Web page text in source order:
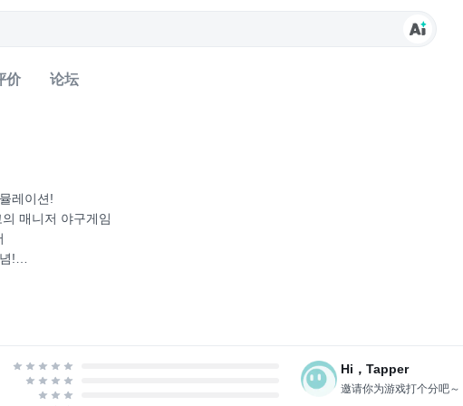
价 论坛
레이션!
매니저 야구게임
!
로 한 [정교한 시뮬레이션]
/좌완/언더)에 따른 타격 능력 세분화, 타자의 핸드 타입(우타/좌타)에 따른 투구 능
Hi，Tapper
邀请你为游戏打个分吧～